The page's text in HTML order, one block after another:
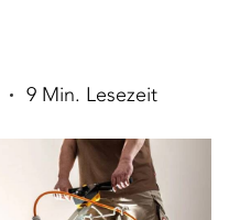
9 Min. Lesezeit